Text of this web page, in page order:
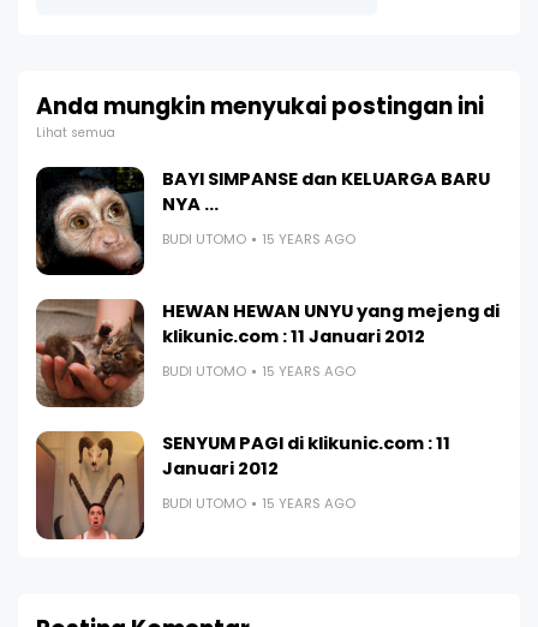
Anda mungkin menyukai postingan ini
Lihat semua
BAYI SIMPANSE dan KELUARGA BARU
NYA ...
BUDI UTOMO 15 YEARS AGO
HEWAN HEWAN UNYU yang mejeng di
klikunic.com : 11 Januari 2012
BUDI UTOMO 15 YEARS AGO
SENYUM PAGI di klikunic.com : 11
Januari 2012
BUDI UTOMO 15 YEARS AGO